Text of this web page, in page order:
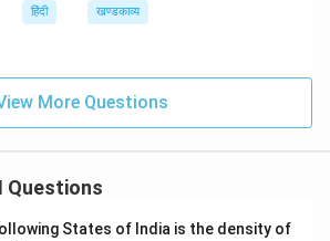
हिंदी खण्डकाव्य
More Questions
Questions
States of India is the density of